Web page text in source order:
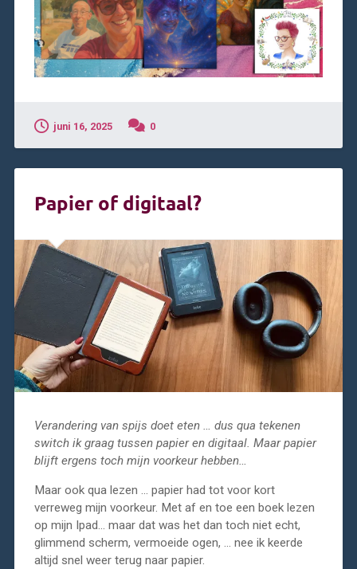
juni 16, 2025 0
Papier of digitaal?
Verandering van spijs doet eten … dus qua tekenen
switch ik graag tussen papier en digitaal. Maar papier
blijft ergens toch mijn voorkeur hebben…
Maar ook qua lezen … papier had tot voor kort
verreweg mijn voorkeur. Met af en toe een boek lezen
op mijn Ipad… maar dat was het dan toch niet echt,
glimmend scherm, vermoeide ogen, … nee ik keerde
altijd snel weer terug naar papier.